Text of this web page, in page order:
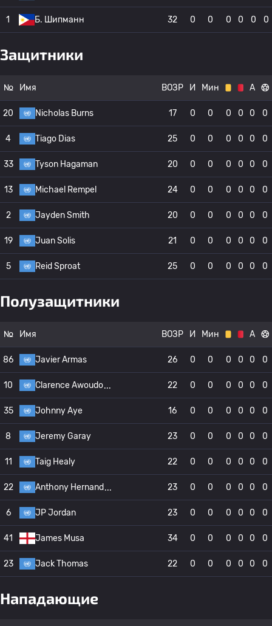
1 Б. Шипманн 32 0 0 0 0 0 0
Защитники
№ Имя ВОЗР И Мин А
20 Nicholas Burns 17 0 0 0 0 0 0
4 Tiago Dias 25 0 0 0 0 0 0
33 Tyson Hagaman 20 0 0 0 0 0 0
13 Michael Rempel 24 0 0 0 0 0 0
2 Jayden Smith 20 0 0 0 0 0 0
19 Juan Solis 21 0 0 0 0 0 0
5 Reid Sproat 25 0 0 0 0 0 0
Полузащитники
№ Имя ВОЗР И Мин А
86 Javier Armas 26 0 0 0 0 0 0
10 Clarence Awoudo 22 0 0 0 0 0 0
35 Johnny Aye 16 0 0 0 0 0 0
8 Jeremy Garay 23 0 0 0 0 0 0
11 Taig Healy 22 0 0 0 0 0 0
22 Anthony Hernand 23 0 0 0 0 0 0
6 JP Jordan 23 0 0 0 0 0 0
41 James Musa 34 0 0 0 0 0 0
23 Jack Thomas 22 0 0 0 0 0 0
Нападающие